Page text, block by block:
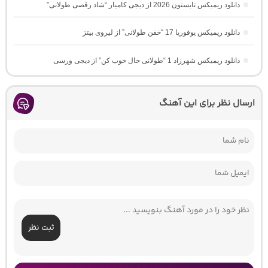
دانلود ریمیکس تابستون 2026 از دیجی کامیار “شاد رقصی طولانی”
دانلود ریمیکس یوفوریا 17 “خفن طولانی” از لیروی بیتز
دانلود ریمیکس شهرزاد 1 “طولانی حال خوب کن” از دیجی ورسی
ارسال نظر برای این آهنگ
ثبت نظر